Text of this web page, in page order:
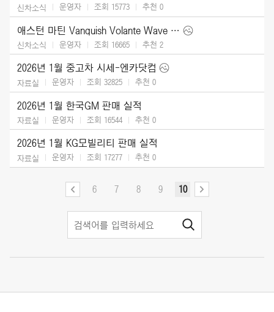
신차소식 운영자 조회 15773 추천 0
애스턴 마틴 Vanquish Volante Wave Edition (2026)
신차소식 운영자 조회 16665 추천 2
2026년 1월 중고차 시세-엔카닷컴
자료실 운영자 조회 32825 추천 0
2026년 1월 한국GM 판매 실적
자료실 운영자 조회 16544 추천 0
2026년 1월 KG모빌리티 판매 실적
자료실 운영자 조회 17277 추천 0
6 7 8 9 10